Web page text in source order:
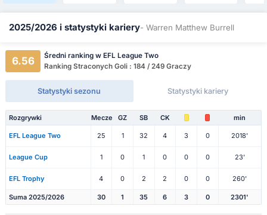
2025/2026 i statystyki kariery- Warren Matthew Burrell
6.56
Średni ranking w EFL League Two
Ranking Straconych Goli : 184 / 249 Graczy
Statystyki sezonu Statystyki kariery
Rozgrywki Mecze GZ SB CK min
EFL League Two 25 1 32 4 3 0 2018'
League Cup 1 0 1 0 0 0 23'
EFL Trophy 4 0 2 2 0 0 260'
Suma 2025/2026 30 1 35 6 3 0 2301'